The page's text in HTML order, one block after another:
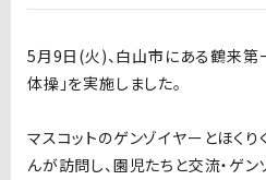
5月9日 (火)、白山市にある鶴来第
体操」を実施しました。
マスコットのゲンゾイヤーとほく
んが訪問し、園児たちと交流・ゲ